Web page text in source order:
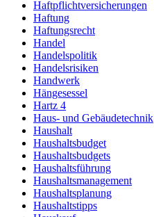
Haftpflichtversicherungen
Haftung
Haftungsrecht
Handel
Handelspolitik
Handelsrisiken
Handwerk
Hängesessel
Hartz 4
Haus- und Gebäudetechnik
Haushalt
Haushaltsbudget
Haushaltsbudgets
Haushaltsführung
Haushaltsmanagement
Haushaltsplanung
Haushaltstipps